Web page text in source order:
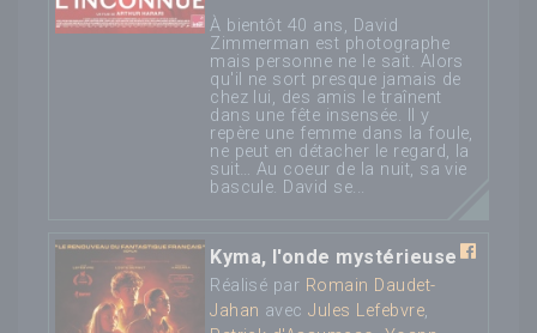
À bientôt 40 ans, David
Zimmerman est photographe
mais personne ne le sait. Alors
qu'il ne sort presque jamais de
chez lui, des amis le traînent
dans une fête insensée. Il y
repère une femme dans la foule,
ne peut en détacher le regard, la
suit… Au coeur de la nuit, sa vie
bascule. David se...
Kyma, l'onde mystérieuse
Réalisé par Romain Daudet-
Jahan avecJules Lefebvre,